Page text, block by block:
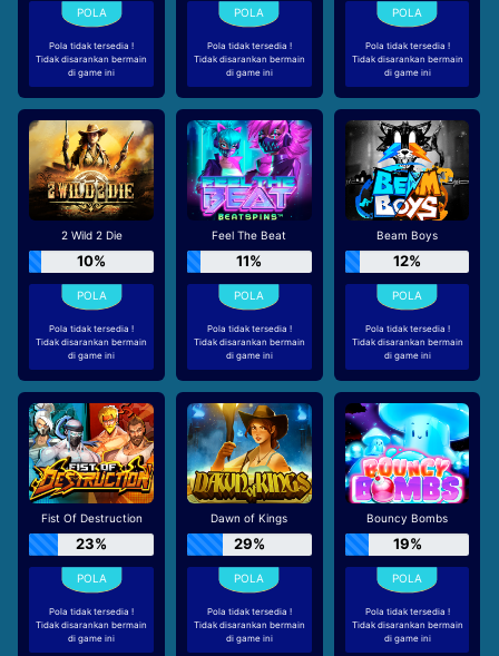
Pola tidak tersedia !
Tidak disarankan bermain
di game ini
Pola tidak tersedia !
Tidak disarankan bermain
di game ini
Pola tidak tersedia !
Tidak disarankan bermain
di game ini
2 Wild 2 Die
10%
Pola tidak tersedia !
Tidak disarankan bermain
di game ini
Feel The Beat
11%
Pola tidak tersedia !
Tidak disarankan bermain
di game ini
Beam Boys
12%
Pola tidak tersedia !
Tidak disarankan bermain
di game ini
Fist Of Destruction
23%
Pola tidak tersedia !
Tidak disarankan bermain
di game ini
Dawn of Kings
29%
Pola tidak tersedia !
Tidak disarankan bermain
di game ini
Bouncy Bombs
19%
Pola tidak tersedia !
Tidak disarankan bermain
di game ini